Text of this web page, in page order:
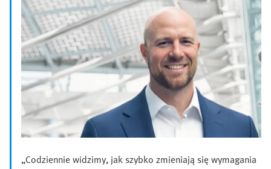
„Codziennie widzimy, jak szybko zmieniają się wymagania